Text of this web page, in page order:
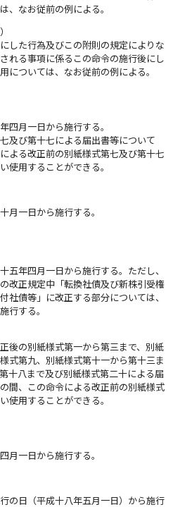
、なお従前の例による。
した行為及びこの附則の規定によりな
れる事項に係るこの命令の施行後にし
については、なお従前の例による。
四月一日から施行する。
及び第十七による届出書等について
よる改正前の別紙様式第七及び第十七
使用することができる。
月一日から施行する。
五年四月一日から施行する。ただし、
改正規定中「転換社債及び新株引受権
社債等」に改正する部分については、
行する。
後の別紙様式第一から第三まで、別紙
式第九、別紙様式第十一から第十三ま
十八まで及び別紙様式第二十による届
間、この命令による改正前の別紙様式
使用することができる。
月一日から施行する。
の日（平成十八年五月一日）から施行